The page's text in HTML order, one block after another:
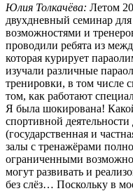
Юлия Толкачёва: Летом
двухдневный семинар
возможностями и
проводили ребята из
которая курирует
изучали различные
тренировки, в том числе
том, как работают
Я была шокирована!
спортивной
(государственная и
залы с тренажёрами
ограниченными
могут развивать и
без слёз… Поскольку в